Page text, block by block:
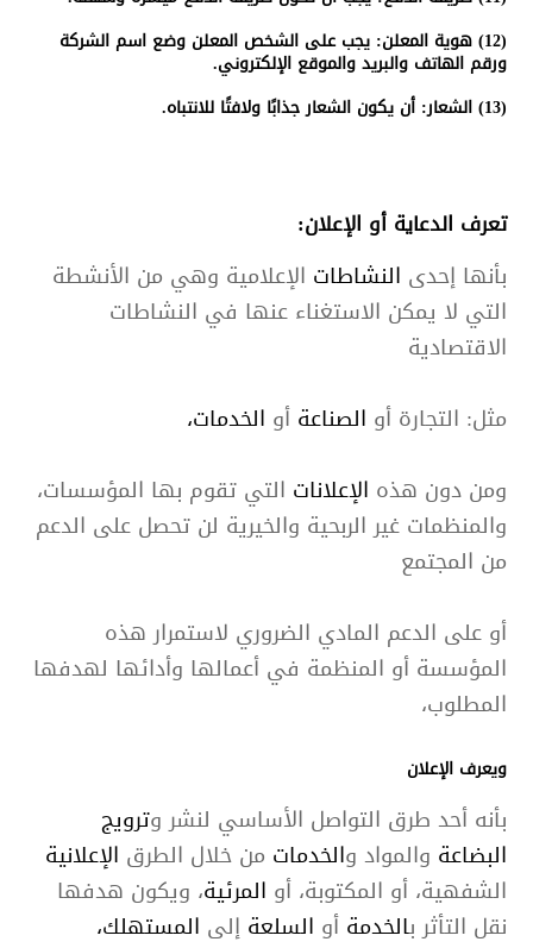
(12)
هوية المعلن: يجب على الشخص المعلن وضع اسم الشركة
ورقم الهاتف والبريد والموقع الإلكتروني.
(13)
الشعار: أن يكونالشعار جذابًا ولافتًا للانتباه.
تعرف الدعاية أو الإعلان:
بأنها إحدى النشاطات الإعلامية وهي من الأنشطة
التي لا يمكن الاستغناء عنها في النشاطات
الاقتصادية
مثل: التجارة أو الصناعة أو الخدمات،
ومن دون هذه الإعلانات التي تقوم بها المؤسسات،
والمنظمات غير الربحية والخيرية لن تحصل على الدعم
من المجتمع
أو على الدعم المادي الضروري لاستمرار هذه
المؤسسة أو المنظمة في أعمالها وأدائها لهدفها
المطلوب،
ويعرف الإعلان
بأنه أحد طرق التواصل الأساسي لنشر وترويج
البضاعة والمواد والخدمات من خلال الطرق الإعلانية
الشفهية، أو المكتوبة، أو المرئية، ويكون هدفها
نقل التأثر بالخدمة أو السلعة إلى المستهلك،